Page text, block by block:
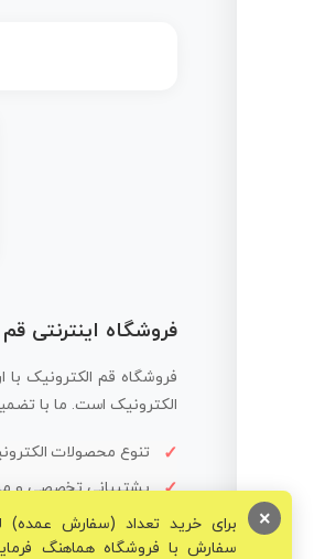
فروشگاه اینترنتی
فروشگاه قم الکترونیک با
الکترونیک است. ما با
تنوع محصولات
پشتیبانی تخصصی و
برای خرید تعداد (سفارش عمده)
سفارش با فروشگاه هماهنگ
×